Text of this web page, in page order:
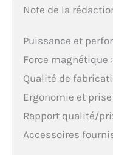
Note de la
Puissance et
Force magnétique :
Qualité de
Ergonomie et
Rapport qualité/
Accessoires